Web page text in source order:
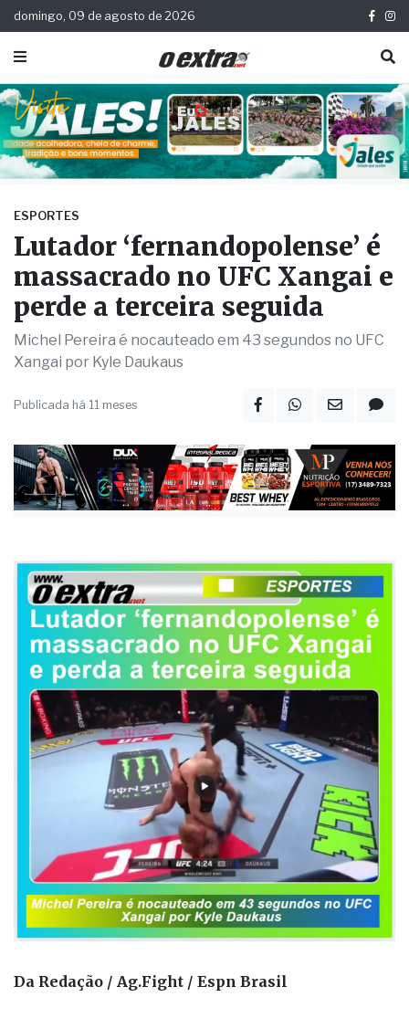
domingo, 09 de agosto de 2026
ESPORTES
Lutador ‘fernandopolense’ é
massacrado no UFC Xangai e
perde a terceira seguida
Michel Pereira é nocauteado em 43 segundos no UFC
Xangai por Kyle Daukaus
Publicada há 11 meses
Da Redação / Ag.Fight / Espn Brasil